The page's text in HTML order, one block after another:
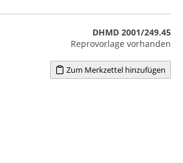
DHMD 2001/249.45
Reprovorlage vorhanden
Zum Merkzettel hinzufügen